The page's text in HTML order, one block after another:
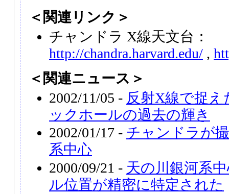
＜関連リンク＞
チャンドラ X線天文台：
http://chandra.harvard.edu/ ,
＜関連ニュース＞
2002/11/05 - 反射X線で捉
ックホールの過去の輝き
2002/01/17 - チャンドラが
系中心
2000/09/21 - 天の川銀河系
ル位置が精密に特定された